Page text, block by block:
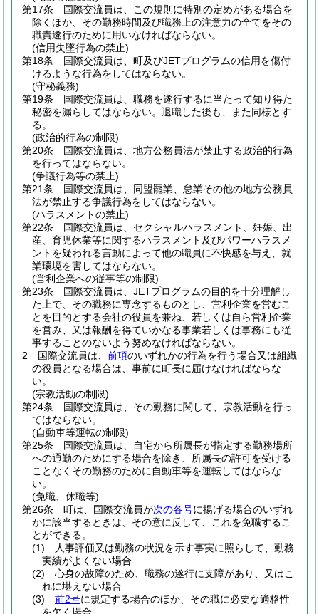
第17条
国際交流員は、この規則に特別の定めがある場合を
除くほか、その勤務時間及び職務上の注意力の全てをその
職責遂行のために用いなければならない。
(信用失墜行為の禁止)
第18条
国際交流員は、町及びJETプログラムの信用を傷付
けるような行為をしてはならない。
(守秘義務)
第19条
国際交流員は、職務を遂行するに当たって知り得た
秘密を漏らしてはならない。 退職した後も、また同様とす
る。
(政治的行為の制限)
第20条
国際交流員は、地方公務員法が禁止する政治的行為
を行ってはならない。
(争議行為等の禁止)
第21条
国際交流員は、同盟罷業、怠業その他の地方公務員
法が禁止する争議行為をしてはならない。
(ハラスメントの禁止)
第22条
国際交流員は、セクシャルハラスメント、妊娠、出
産、育児休業等に関するハラスメント及びパワーハラスメ
ントを疑われる言動によって他の職員に不快感を与え、就
業環境を害してはならない。
(営利企業への従事等の制限)
第23条
国際交流員は、JETプログラムの目的を十分理解し
た上で、その職務に専念するものとし、営利企業を営むこ
とを目的とする会社の役員を兼ね、若しくは自ら営利企業
を営み、又は報酬を得ていかなる事業若しくは事務にも従
事することのないよう努めなければならない。
2
国際交流員は、 前項のいずれかの行為を行う場合又は組織
の役員となる場合は、事前に町長に届けなければならな
い。
(宗教活動の制限)
第24条
国際交流員は、その勤務に関して、宗教活動を行っ
てはならない。
(自動車等運転の制限)
第25条
国際交流員は、自宅から所属長が指定する勤務場所
への通勤のためにする場合を除き、所属長の許可を受ける
ことなくその勤務のために自動車等を運転してはならな
い。
(免職、休職等)
第26条
町は、国際交流員が次の各号に揚げる場合のいずれ
かに該当するときは、その意に反して、これを免職するこ
とができる。
(1)
人事評価又は勤務の状況を示す事実に照らして、勤務
実績がよくない場合
(2)
心身の故障のため、職務の遂行に支障があり、又はこ
れに堪えない場合
(3)
前2号に規定する場合のほか、その職に必要な適格性